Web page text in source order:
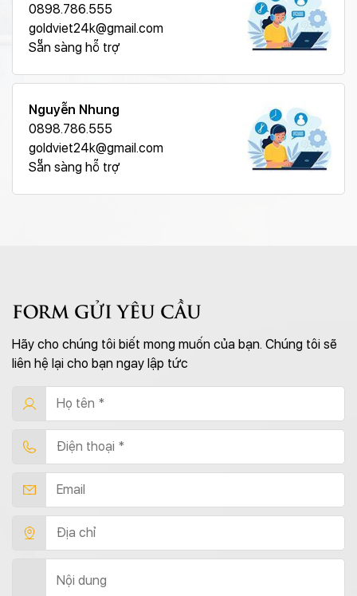
0898.786.555
goldviet24k@gmail.com
Sẵn sàng hỗ trợ
Nguyễn Nhung
0898.786.555
goldviet24k@gmail.com
Sẵn sàng hỗ trợ
FORM GỬI YÊU CẦU
Hãy cho chúng tôi biết mong muốn của bạn. Chúng tôi sẽ
liên hệ lại cho bạn ngay lập tức